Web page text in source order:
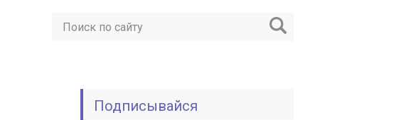
Подписывайся